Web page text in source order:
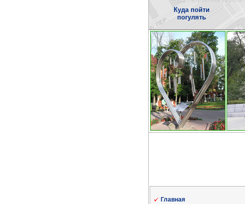
Куда пойти
погулять
Главная